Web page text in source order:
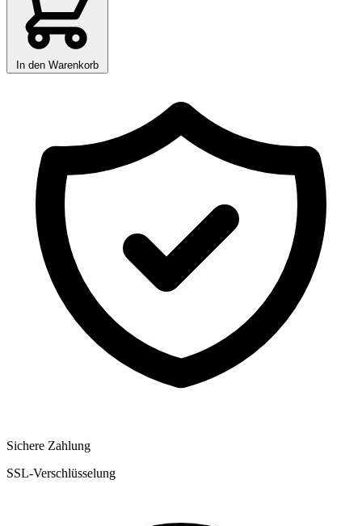
In den Warenkorb
Sichere Zahlung
SSL-Verschlüsselung